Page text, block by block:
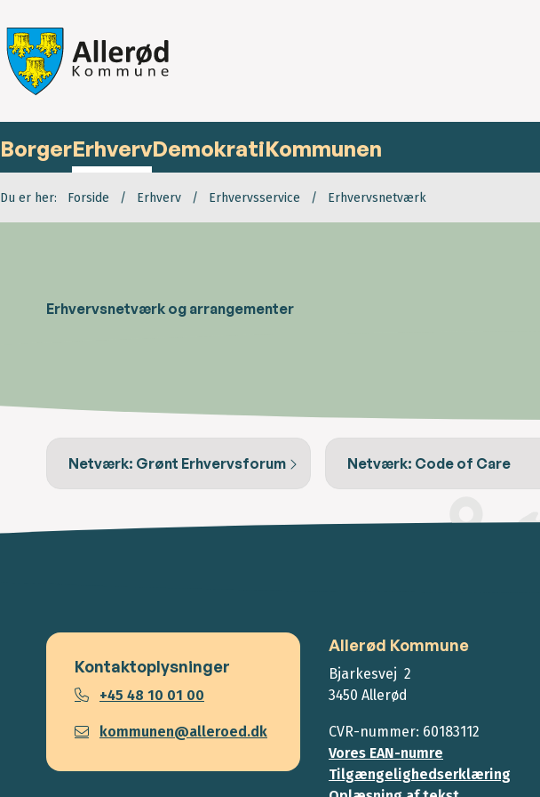
BorgerErhvervDemokratiKommunen
Du er her: Forside Erhverv Erhvervsservice Erhvervsnetværk
Erhvervsnetværk og arrangementer
Netværk: Grønt Erhvervsforum Netværk: Code of Care
Kontaktoplysninger
+45 48 10 01 00
kommunen@alleroed.dk
Allerød Kommune
Bjarkesvej 2
3450 Allerød
CVR-nummer: 60183112
Vores EAN-numre
Tilgængelighedserklæring